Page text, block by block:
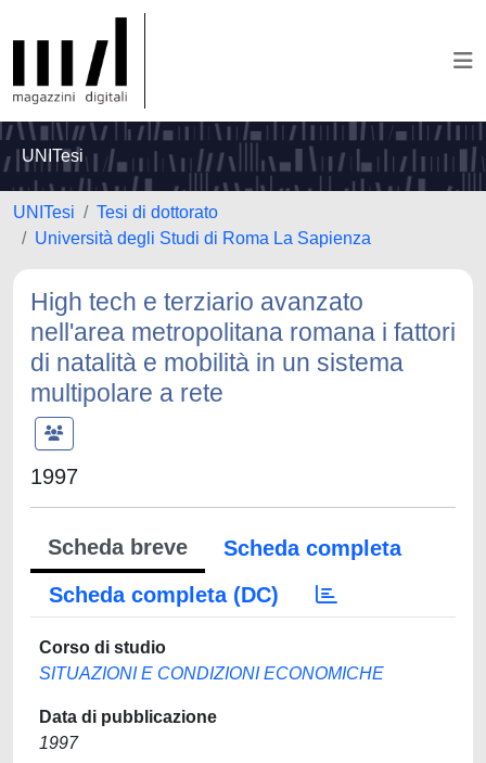
UNITesi
UNITesi
Tesi di dottorato
Università degli Studi di Roma La Sapienza
High tech e terziario avanzato
nell'area metropolitana romana i fattori
di natalità e mobilità in un sistema
multipolare a rete
1997
Scheda breve
Scheda completa
Scheda completa (DC)
Corso di studio
SITUAZIONI E CONDIZIONI ECONOMICHE
Data di pubblicazione
1997